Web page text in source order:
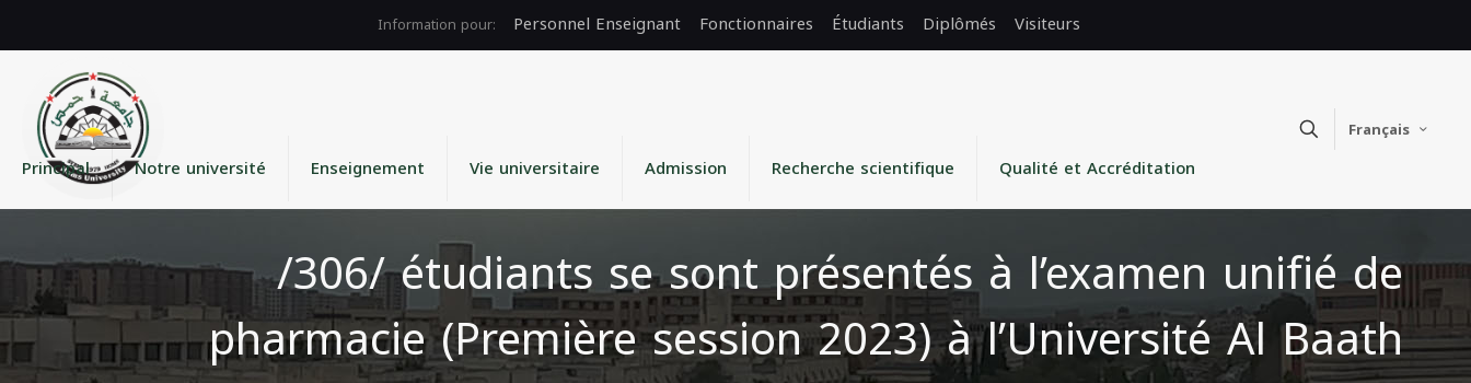
Personnel Enseignant Fonctionnaires Étudiants Diplômés Visiteurs
Principal Notre université Enseignement Vie universitaire Admission Recherche scientifique Qualité et Accréditation
Français
/306/ étudiants se sont présentés à l’examen unifié de
pharmacie (Première session 2023) à l’Université Al Baath